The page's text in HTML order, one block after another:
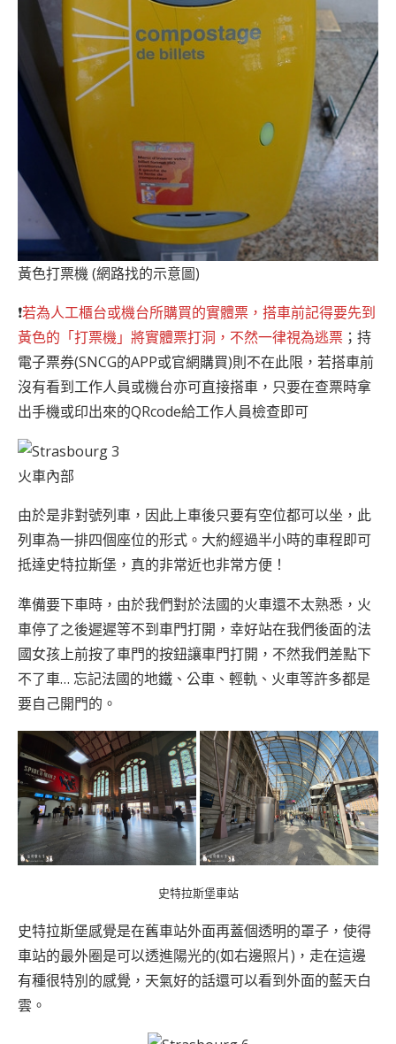
黃色打票機 (網路找的示意圖)
❗若為人工櫃台或機台所購買的實體票，搭車前記得要先到
黃色的「打票機」將實體票打洞，不然一律視為逃票 ；持
電子票券(SNCG的APP或官網購買)則不在此限，若搭車前
沒有看到工作人員或機台亦可直接搭車，只要在查票時拿
出手機或印出來的QRcode給工作人員檢查即可
火車內部
由於是非對號列車，因此上車後只要有空位都可以坐，此
列車為一排四個座位的形式。大約經過半小時的車程即可
抵達史特拉斯堡，真的非常近也非常方便！
準備要下車時，由於我們對於法國的火車還不太熟悉，火
車停了之後遲遲等不到車門打開，幸好站在我們後面的法
國女孩上前按了車門的按鈕讓車門打開，不然我們差點下
不了車… 忘記法國的地鐵、公車、輕軌、火車等許多都是
要自己開門的。
史特拉斯堡車站
史特拉斯堡感覺是在舊車站外面再蓋個透明的罩子，使得
車站的最外圈是可以透進陽光的(如右邊照片)，走在這邊
有種很特別的感覺，天氣好的話還可以看到外面的藍天白
雲。